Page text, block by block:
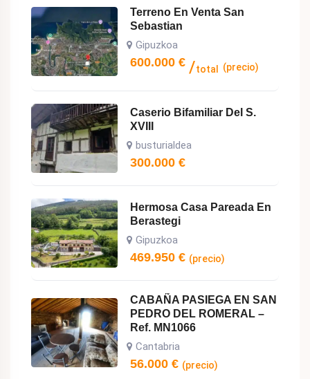
Terreno En Venta San
Sebastian
Gipuzkoa
600.000€ total (precio)
Caserio Bifamiliar Del S.
XVIII
busturialdea
300.000€
Hermosa Casa Pareada En
Berastegi
Gipuzkoa
469.950€ (precio)
CABAÑA PASIEGA EN SAN
PEDRO DEL ROMERAL –
Ref. MN1066
Cantabria
56.000€ (precio)